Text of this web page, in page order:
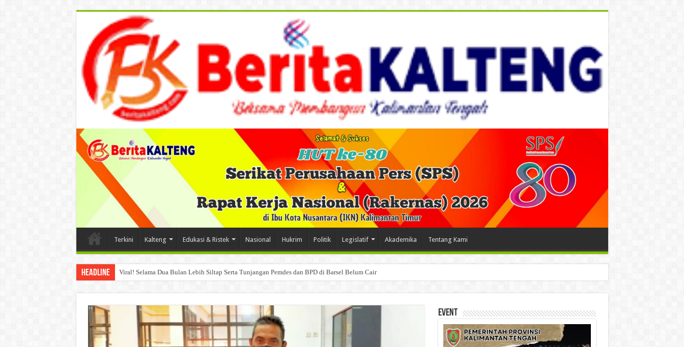
Terkini Kalteng Edukasi & Ristek Nasional Hukrim Politik Legislatif Akademika Tentang Kami
Headline Viral! Selama Dua Bulan Lebih Siltap Serta Tunjangan Pemdes dan BPD di Barsel Belum Cair
Event